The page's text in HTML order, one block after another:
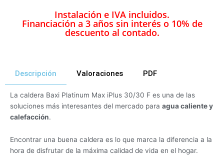
Instalación e IVA incluidos.
Financiación a 3 años sin interés o 10% de
descuento al contado.
Descripción Valoraciones PDF
La caldera Baxi Platinum Max iPlus 30/30 F es una de las
soluciones más interesantes del mercado para agua caliente y
calefacción.
Encontrar una buena caldera es lo que marca la diferencia a la
hora de disfrutar de la máxima calidad de vida en el hogar.